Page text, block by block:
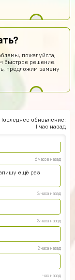
пожалуйста,
быстрое решение.
предложим замену
Последнее обновление:
1 час назад
6 часов назад
ещё раз
3 часа назад
3 часа назад
2 часа назад
час назад